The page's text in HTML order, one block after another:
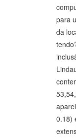
para
da
0.18)